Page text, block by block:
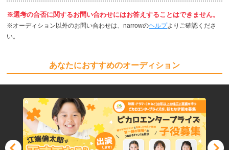
※選考の合否に関するお問い合わせにはお答えすることはできません。
※オーディション以外のお問い合わせは、narrowのヘルプよりご確認くださ
い。
あなたにおすすめのオーディション